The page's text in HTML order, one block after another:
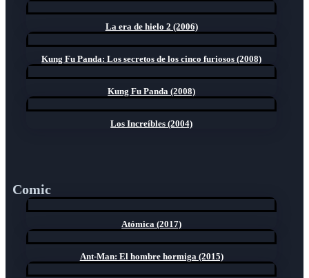
La era de hielo 2 (2006)
Kung Fu Panda: Los secretos de los cinco furiosos (2008)
Kung Fu Panda (2008)
Los Increíbles (2004)
Comic
Atómica (2017)
Ant-Man: El hombre hormiga (2015)